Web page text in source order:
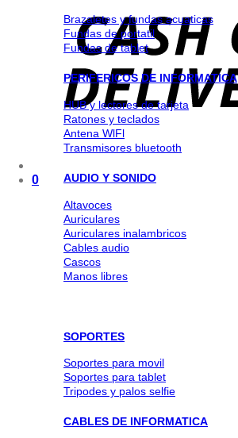
0
Brazaletes y fundas acuaticas
Fundas de portatil
Fundas de tablet
PERIFERICOS DE INFORMATICA
HUB y lectores de tarjeta
Ratones y teclados
Antena WlFl
Transmisores bluetooth
AUDIO Y SONIDO
Altavoces
Auriculares
Auriculares inalambricos
Cables audio
Cascos
Manos libres
SOPORTES
Soportes para movil
Soportes para tablet
Tripodes y palos selfie
CABLES DE INFORMATICA